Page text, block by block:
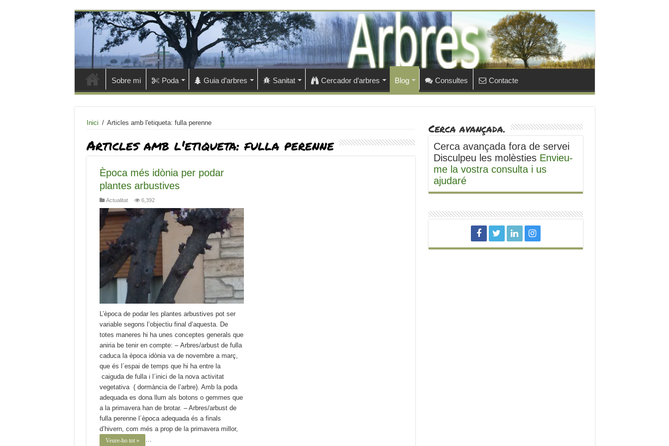
Sobre mi Poda Guia d’arbres Sanitat Cercador d’arbres Blog Consultes Contacte
Inici / Articles amb l'etiqueta: fulla perenne
Articles amb l'etiqueta:fulla perenne
Època més idònia per podar
plantes arbustives
Actualitat 6,392
L’època de podar les plantes arbustives pot ser
variable segons l’objectiu final d’aquesta. De
totes maneres hi ha unes conceptes generals que
aniria be tenir en compte: – Arbres/arbust de fulla
caduca la època idònia va de novembre a març,
que és l´espai de temps que hi ha entre la
caiguda de fulla i l´inici de la nova activitat
vegetativa ( dormància de l’arbre). Amb la poda
adequada es dona llum als botons o gemmes que
a la primavera han de brotar. – Arbres/arbust de
fulla perenne l´època adequada és a finals
d’hivern, com més a prop de la primavera millor,
Veure-ho tot »
Cerca avançada.
Cerca avançada fora de servei
Disculpeu les molèsties Envieu-
me la vostra consulta i us
ajudaré